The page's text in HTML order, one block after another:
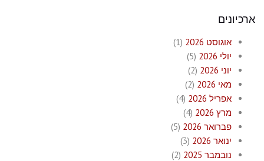
ארכיונים
אוגוסט 2026
(1)
יולי 2026
(5)
יוני 2026
(2)
מאי 2026
(2)
אפריל 2026
(4)
מרץ 2026
(4)
פברואר 2026
(5)
ינואר 2026
(3)
נובמבר 2025
(2)